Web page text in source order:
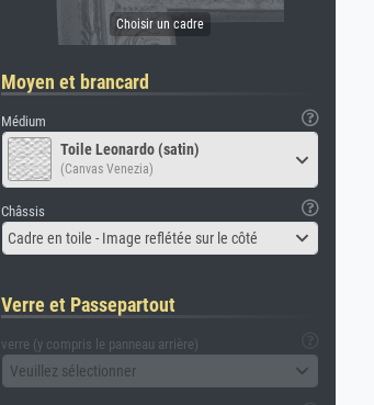
Moyen et brancard
Médium
Toile Leonardo (satin)
(Canvas Venezia)
Châssis
Cadre en toile - Image reflétée sur le côté
Verre et Passepartout
verre (y compris le panneau arrière)
Veuillez sélectionner